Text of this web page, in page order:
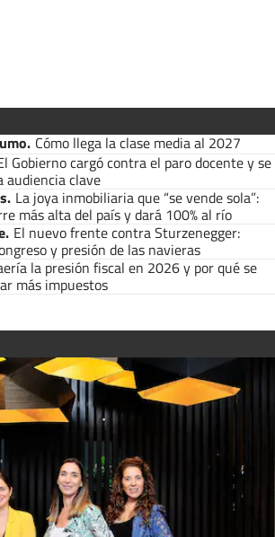
. Cómo llega la clase media al 2027
Gobierno cargó contra el paro docente y se
audiencia clave
. La joya inmobiliaria que “se vende sola”:
más alta del país y dará 100% al río
. El nuevo frente contra Sturzenegger:
y presión de las navieras
la presión fiscal en 2026 y por qué se
más impuestos